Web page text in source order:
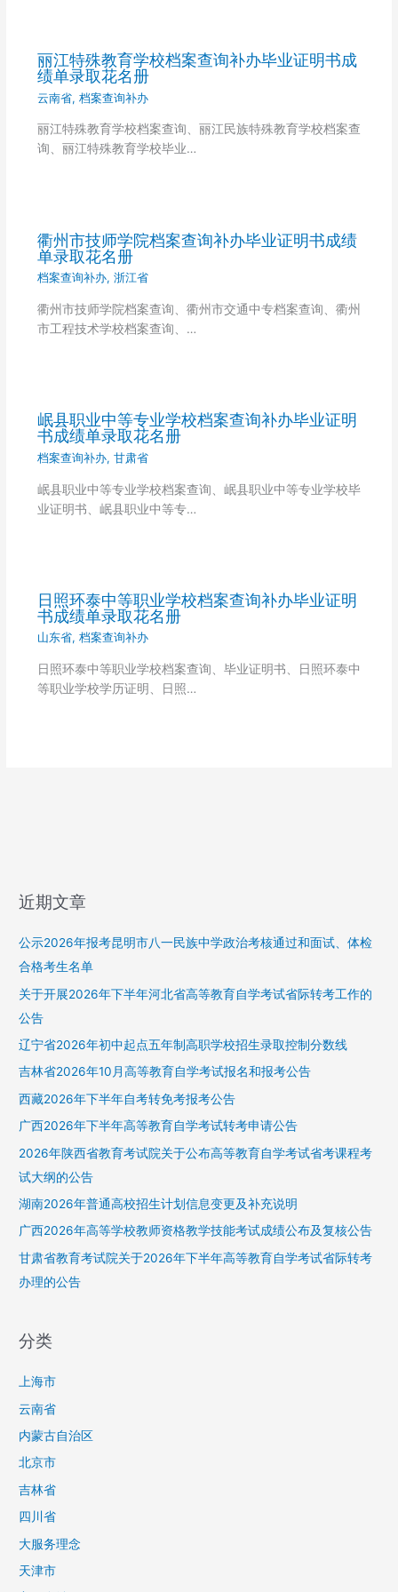
丽江特殊教育学校档案查询补办毕业证明书成
绩单录取花名册
云南省, 档案查询补办
丽江特殊教育学校档案查询、丽江民族特殊教育学校档案查
询、丽江特殊教育学校毕业…
衢州市技师学院档案查询补办毕业证明书成绩
单录取花名册
档案查询补办, 浙江省
衢州市技师学院档案查询、衢州市交通中专档案查询、衢州
市工程技术学校档案查询、…
岷县职业中等专业学校档案查询补办毕业证明
书成绩单录取花名册
档案查询补办, 甘肃省
岷县职业中等专业学校档案查询、岷县职业中等专业学校毕
业证明书、岷县职业中等专…
日照环泰中等职业学校档案查询补办毕业证明
书成绩单录取花名册
山东省, 档案查询补办
日照环泰中等职业学校档案查询、毕业证明书、日照环泰中
等职业学校学历证明、日照…
近期文章
公示2026年报考昆明市八一民族中学政治考核通过和面试、体检
合格考生名单
关于开展2026年下半年河北省高等教育自学考试省际转考工作的
公告
辽宁省2026年初中起点五年制高职学校招生录取控制分数线
吉林省2026年10月高等教育自学考试报名和报考公告
西藏2026年下半年自考转免考报考公告
广西2026年下半年高等教育自学考试转考申请公告
2026年陕西省教育考试院关于公布高等教育自学考试省考课程考
试大纲的公告
湖南2026年普通高校招生计划信息变更及补充说明
广西2026年高等学校教师资格教学技能考试成绩公布及复核公告
甘肃省教育考试院关于2026年下半年高等教育自学考试省际转考
办理的公告
分类
上海市
云南省
内蒙古自治区
北京市
吉林省
四川省
大服务理念
天津市